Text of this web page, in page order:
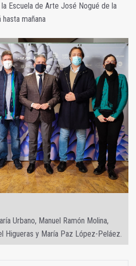
Escuela de Arte José Nogué de la
mañana
Urbano, Manuel Ramón Molina,
Higueras y María Paz López-Peláez.